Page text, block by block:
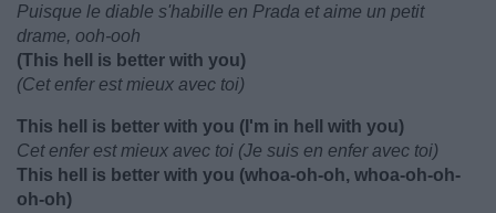
Puisque le diable s'habille en Prada et aime un petit
drame, ooh-ooh
(This hell is better with you)
(Cet enfer est mieux avec toi)
This hell is better with you (I'm in hell with you)
Cet enfer est mieux avec toi (Je suis en enfer avec toi)
This hell is better with you (whoa-oh-oh, whoa-oh-oh-
oh-oh)